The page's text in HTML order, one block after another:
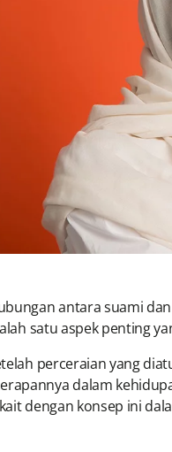
antara suami
satu aspek penting
perceraian yang
dalam
dengan konsep ini